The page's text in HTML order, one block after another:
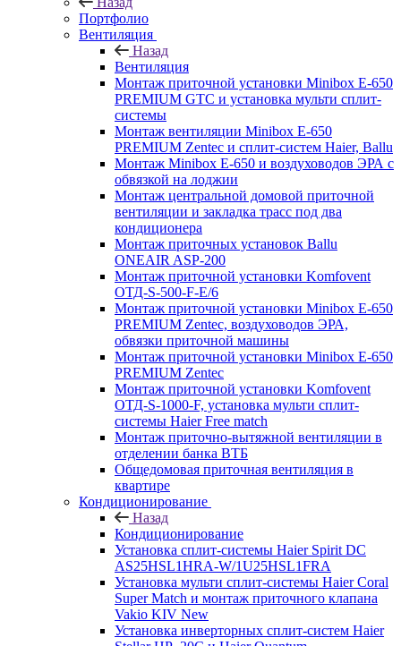
Портфолио
Вентиляция
Назад
Вентиляция
Монтаж приточной установки Minibox E-650
PREMIUM GTC и установка мульти сплит-
системы
Монтаж вентиляции Minibox E-650
PREMIUM Zentec и сплит-систем Haier, Ballu
Монтаж Minibox E-650 и воздуховодов ЭРА с
обвязкой на лоджии
Монтаж центральной домовой приточной
вентиляции и закладка трасс под два
кондиционера
Монтаж приточных установок Ballu
ONEAIR ASP-200
Монтаж приточной установки Komfovent
ОТД-S-500-F-E/6
Монтаж приточной установки Minibox E-650
PREMIUM Zentec, воздуховодов ЭРА,
обвязки приточной машины
Монтаж приточной установки Minibox E-650
PREMIUM Zentec
Монтаж приточной установки Komfovent
ОТД-S-1000-F, установка мульти сплит-
системы Haier Free match
Монтаж приточно-вытяжной вентиляции в
отделении банка ВТБ
Общедомовая приточная вентиляция в
квартире
Кондиционирование
Назад
Кондиционирование
Установка сплит-системы Haier Spirit DC
AS25HSL1HRA-W/1U25HSL1FRA
Установка мульти сплит-системы Haier Coral
Super Match и монтаж приточного клапана
Vakio KIV New
Установка инверторных сплит-систем Haier